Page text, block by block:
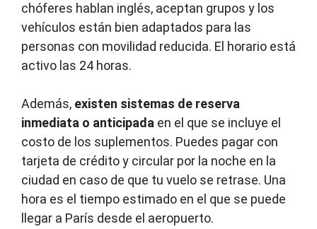
chóferes hablan inglés, aceptan grupos y los
vehículos están bien adaptados para las
personas con movilidad reducida. El horario está
activo las 24 horas.
Además, existen sistemas de reserva
inmediata o anticipada en el que se incluye el
costo de los suplementos. Puedes pagar con
tarjeta de crédito y circular por la noche en la
ciudad en caso de que tu vuelo se retrase. Una
hora es el tiempo estimado en el que se puede
llegar a París desde el aeropuerto.